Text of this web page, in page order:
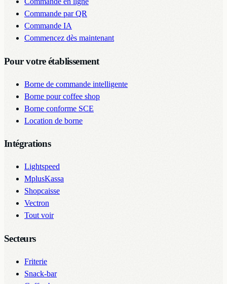
Commande par QR
Commande IA
Commencez dès maintenant
Pour votre établissement
Borne de commande intelligente
Borne pour coffee shop
Borne conforme SCE
Location de borne
Intégrations
Lightspeed
MplusKassa
Shopcaisse
Vectron
Tout voir
Secteurs
Friterie
Snack-bar